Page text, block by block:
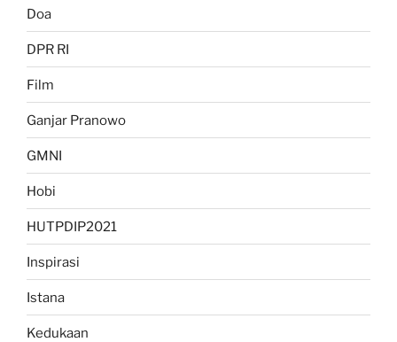
Doa
DPR RI
Film
Ganjar Pranowo
GMNI
Hobi
HUTPDIP2021
Inspirasi
Istana
Kedukaan